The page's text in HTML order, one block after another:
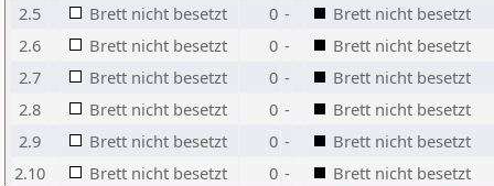
2.5
Brett nicht besetzt 0 -
Brett nicht besetzt
2.6
Brett nicht besetzt 0 -
Brett nicht besetzt
2.7
Brett nicht besetzt 0 -
Brett nicht besetzt
2.8
Brett nicht besetzt 0 -
Brett nicht besetzt
2.9
Brett nicht besetzt 0 -
Brett nicht besetzt
2.10
Brett nicht besetzt 0 - Brett nicht besetzt